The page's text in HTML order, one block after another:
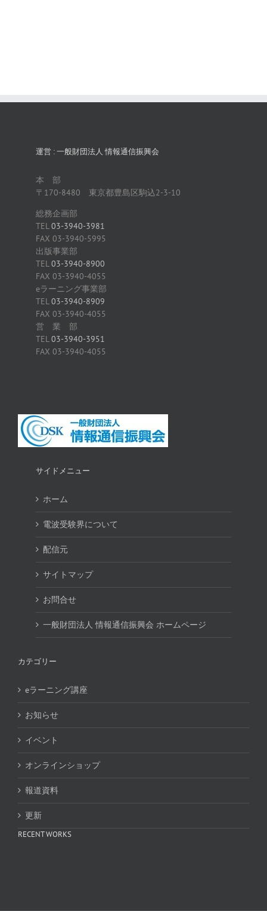
運営 : 一般財団法人 情報通信振興会
本 部
〒170-8480 東京都豊島区駒込2-3-10
総務企画部
TEL03-3940-3981
FAX 03-3940-5995
出版事業部
TEL03-3940-8900
FAX 03-3940-4055
eラーニング事業部
TEL03-3940-8909
FAX 03-3940-4055
営 業 部
TEL03-3940-3951
FAX 03-3940-4055
サイドメニュー
ホーム
電波受験界について
配信元
サイトマップ
お問合せ
一般財団法人 情報通信振興会 ホームページ
カテゴリー
eラーニング講座
お知らせ
イベント
オンラインショップ
報道資料
更新
RECENT WORKS